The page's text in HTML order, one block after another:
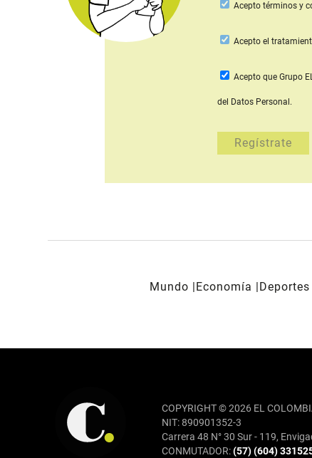
Acepto términos y
Aceptoel
Acepto que Grupo
del Datos Personal.
Mundo Economía Deportes
COPYRIGHT © 2026 EL
NIT: 890901352-3
Carrera 48 N° 30 Sur - 119,
CONMUTADOR:(57) (604)